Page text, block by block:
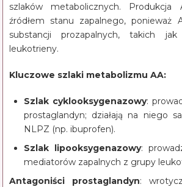
szlaków metabolicznych. Produkcja
źródłem stanu zapalnego, ponieważ
substancji prozapalnych, takich
leukotrieny.
Kluczowe szlaki metabolizmu AA:
Szlak cyklooksygenazowy:
prostaglandyn; działają na niego
NLPZ (np. ibuprofen).
Szlak lipooksygenazowy:
mediatorów zapalnych z grupy
Antagoniści prostaglandyn: